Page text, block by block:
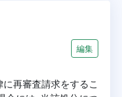
編集
再審査請求をするこ